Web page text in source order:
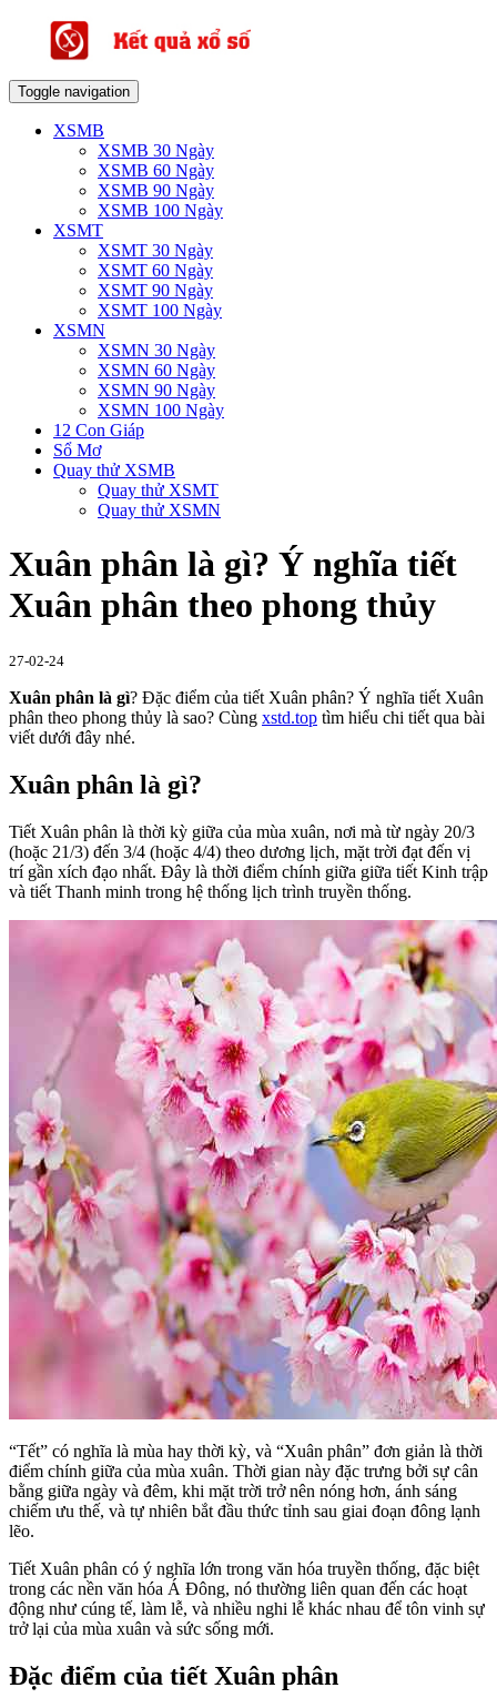
Toggle navigation
XSMB
XSMB 30 Ngày
XSMB 60 Ngày
XSMB 90 Ngày
XSMB 100 Ngày
XSMT
XSMT 30 Ngày
XSMT 60 Ngày
XSMT 90 Ngày
XSMT 100 Ngày
XSMN
XSMN 30 Ngày
XSMN 60 Ngày
XSMN 90 Ngày
XSMN 100 Ngày
12 Con Giáp
Sổ Mơ
Quay thử XSMB
Quay thử XSMT
Quay thử XSMN
Xuân phân là gì? Ý nghĩa tiết
Xuân phân theo phong thủy
27-02-24
Xuân phân là gì? Đặc điểm của tiết Xuân phân? Ý nghĩa tiết Xuân
phân theo phong thủy là sao? Cùng xstd.top tìm hiểu chi tiết qua bài
viết dưới đây nhé.
Xuân phân là gì?
Tiết Xuân phân là thời kỳ giữa của mùa xuân, nơi mà từ ngày 20/3
(hoặc 21/3) đến 3/4 (hoặc 4/4) theo dương lịch, mặt trời đạt đến vị
trí gần xích đạo nhất. Đây là thời điểm chính giữa giữa tiết Kinh trập
và tiết Thanh minh trong hệ thống lịch trình truyền thống.
“Tết” có nghĩa là mùa hay thời kỳ, và “Xuân phân” đơn giản là thời
điểm chính giữa của mùa xuân. Thời gian này đặc trưng bởi sự cân
bằng giữa ngày và đêm, khi mặt trời trở nên nóng hơn, ánh sáng
chiếm ưu thế, và tự nhiên bắt đầu thức tỉnh sau giai đoạn đông lạnh
lẽo.
Tiết Xuân phân có ý nghĩa lớn trong văn hóa truyền thống, đặc biệt
trong các nền văn hóa Á Đông, nó thường liên quan đến các hoạt
động như cúng tế, làm lễ, và nhiều nghi lễ khác nhau để tôn vinh sự
trở lại của mùa xuân và sức sống mới.
Đặc điểm của tiết Xuân phân